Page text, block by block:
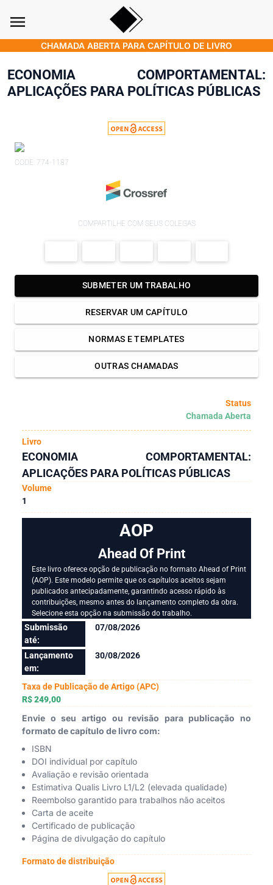
menu
CHAMADA ABERTA PARA CAPÍTULO DE LIVRO
ECONOMIA COMPORTAMENTAL:
APLICAÇÕES PARA POLÍTICAS PÚBLICAS
CODE: 774-1187
COMPARTILHE COM SEUS COLEGAS
SUBMETER UM TRABALHO
RESERVAR UM CAPÍTULO
NORMAS E TEMPLATES
OUTRAS CHAMADAS
Status
Chamada Aberta
Livro
ECONOMIA COMPORTAMENTAL:
APLICAÇÕES PARA POLÍTICAS PÚBLICAS
Volume
1
AOP
Ahead Of Print
Este livro oferece opção de publicação no formato Ahead of Print
(AOP). Este modelo permite que os capítulos aceitos sejam
publicados antecipadamente, garantindo acesso rápido às
contribuições, mesmo antes do lançamento completo da obra.
Selecione esta opção na submissão do trabalho.
Submissão
até:
07/08/2026
Lançamento
em:
30/08/2026
Taxa de Publicação de Artigo (APC)
R$ 249,00
Envie o seu artigo ou revisão para publicação no
formato de capítulo de livro com:
ISBN
DOI individual por capítulo
Avaliação e revisão orientada
Estimativa Qualis Livro L1/L2 (elevada qualidade)
Reembolso garantido para trabalhos não aceitos
Carta de aceite
Certificado de publicação
Página de divulgação do capítulo
Formato de distribuição